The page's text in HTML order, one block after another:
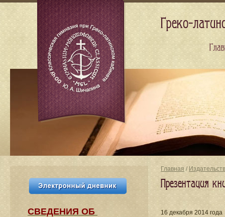
Главная /
Презентация
16 декабря 2014 года
СВЕДЕНИЯ​ ОБ
Греко-